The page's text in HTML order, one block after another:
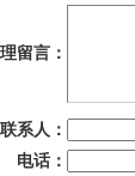
留言：
联系人：
电话：